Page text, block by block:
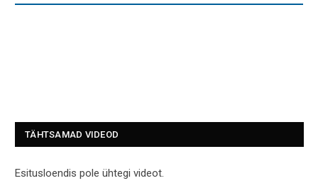
TÄHTSAMAD VIDEOD
Esitusloendis pole ühtegi videot.